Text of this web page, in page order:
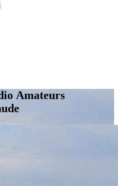
Amateurs